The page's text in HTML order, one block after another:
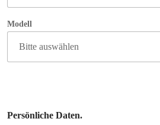
Persönliche Daten.